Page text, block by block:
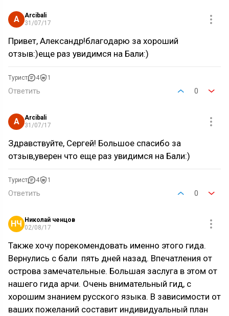
A
Arcibali
31/07/17
Привет, Александр!благодарю за хороший
отзыв:)еще раз увидимся на Бали:)
Турист 4 1
Ответить 0
A
Arcibali
31/07/17
Здравствуйте, Сергей! Большое спасибо за
отзыв,уверен что еще раз увидимся на Бали:)
Турист 4 1
Ответить 0
НЧ Николай ченцов
02/08/17
Также хочу порекомендовать именно этого гида.
Вернулись с бали пять дней назад. Впечатления от
острова замечательные. Большая заслуга в этом от
нашего гида арчи. Очень внимательный гид, с
хорошим знанием русского языка. В зависимости от
ваших пожеланий составит индивидуальный план